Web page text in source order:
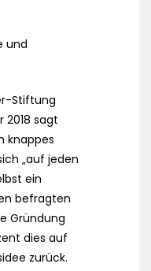
und
Stiftung
sagt
knappes
„auf jeden
ein
befragten
Gründung
dies auf
zurück.